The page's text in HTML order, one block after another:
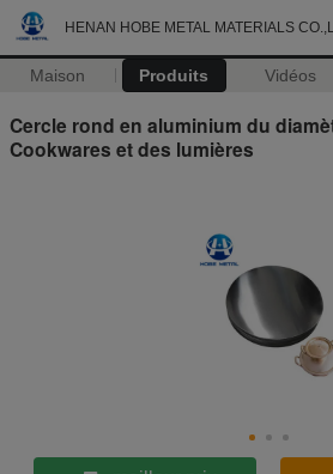
HENAN HOBE METAL MATERIALS
Maison Produits Vidéos
Cercle rond en aluminium du
Cookwares et des lumières